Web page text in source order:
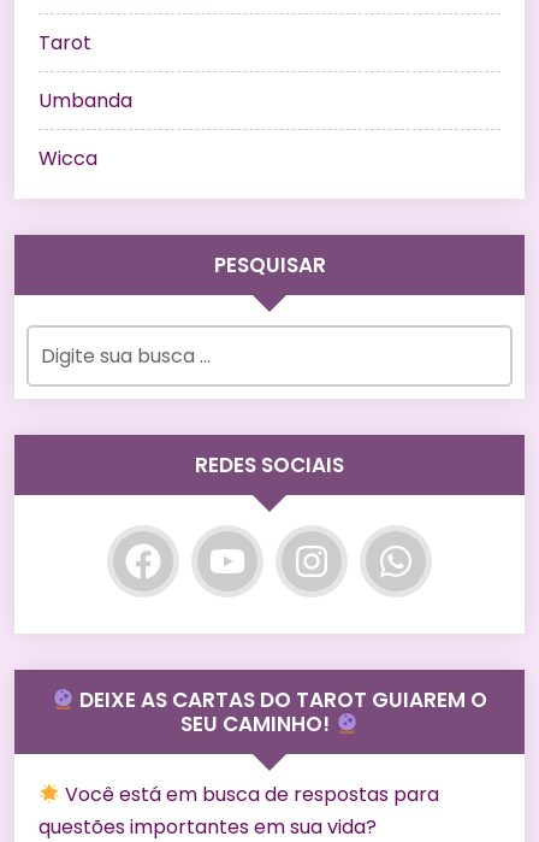
Tarot
Umbanda
Wicca
PESQUISAR
REDES SOCIAIS
DEIXE AS CARTAS DO TAROT GUIAREM O
SEU CAMINHO!
Você está em busca de respostas para
questões importantes em sua vida?